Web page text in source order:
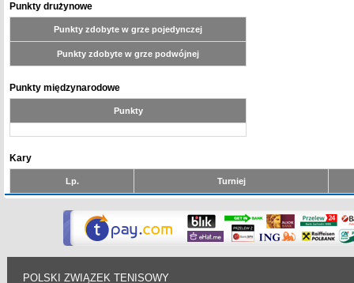
Punkty drużynowe
Punkty zdobyte w grze pojedynczej
Punkty zdobyte w grze podwójnej
Punkty międzynarodowe
Punkty
Kary
Lp. Turniej
POLSKI ZWIĄZEK TENISOWY